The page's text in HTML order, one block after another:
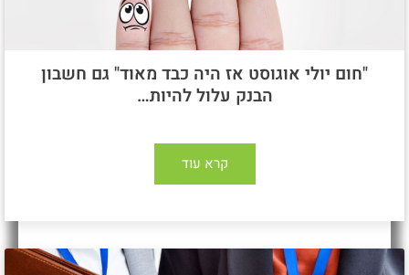
"חום יולי אוגוסט אז היה כבד מאוד" גם חשבון
הבנק עלול להיות…
קרא עוד